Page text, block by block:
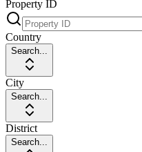
Property ID
Country
Search...
City
Search...
District
Search...